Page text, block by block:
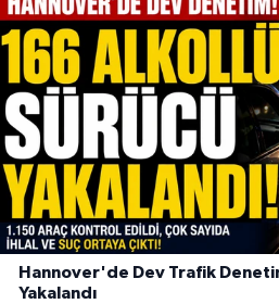
Hannover'de Dev Trafik
Yakalandı